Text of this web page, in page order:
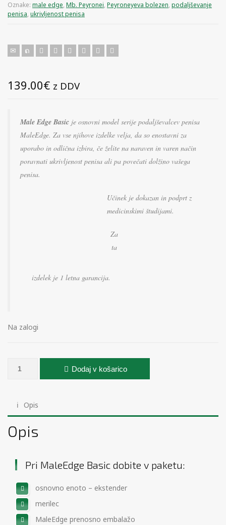
Oznake: male edge, Mb. Peyronei, Peyroneyeva bolezen, podaljševanje
penisa, ukrivljenost penisa
139.00€ z DDV
Male Edge Basic je osnovni model serije podaljševalcev penisa
MaleEdge. Za vse njihove izdelke velja, da so enostavni za
uporabo in odlična izbira, če želite na naraven in varen način
poravnati ukrivljenost penisa ali pa povečati dolžino vašega
penisa.
Učinek je dokazan in podprt z
medicinskimi študijami.
Za
ta
izdelek je 1 letna garancija.
Na zalogi
MaleEdge Basic količinaDodaj v košarico
Opis
Opis
Pri MaleEdge Basic dobite v paketu:
osnovno enoto – ekstender
merilec
MaleEdge prenosno embalažo